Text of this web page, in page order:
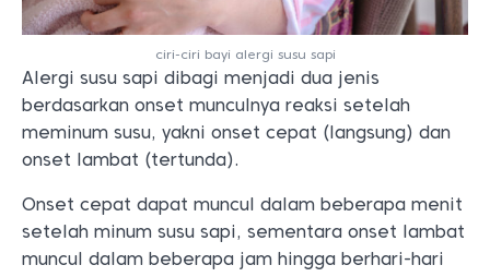
ciri-ciri bayi alergi susu sapi
Alergi susu sapi dibagi menjadi dua jenis
berdasarkan onset munculnya reaksi setelah
meminum susu, yakni onset cepat (langsung) dan
onset lambat (tertunda).
Onset cepat dapat muncul dalam beberapa menit
setelah minum susu sapi, sementara onset lambat
muncul dalam beberapa jam hingga berhari-hari